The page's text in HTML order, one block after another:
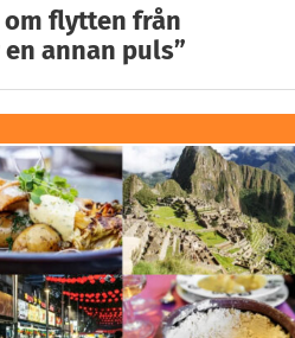
flytten från
annan puls”